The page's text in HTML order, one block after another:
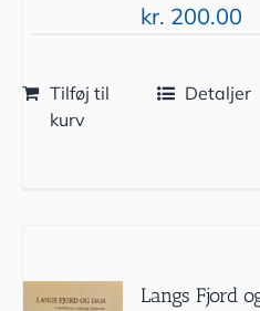
kr. 200.00
Tilføj til
kurv
Detaljer
Langs Fjord